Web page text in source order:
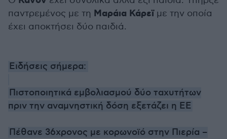
παντρεμένος με τη Μαράια Κάρεϊμε την οποία
έχει αποκτήσει δύο παιδιά.
Ειδήσεις σήμερα:
Πιστοποιητικά εμβολιασμού δύο ταχυτήτων
πριν την αναμνηστική δόση εξετάζει η ΕΕ
Πέθανε 36χρονος με κορωνοϊό στην Πιερία –